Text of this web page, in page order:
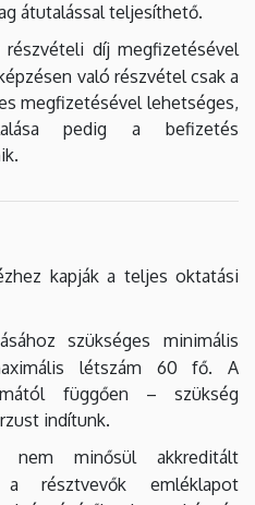
átutalással teljesíthető.
díj megfizetésével
való részvétel csak a
megfizetésével lehetséges,
pedig a befizetés
kapják a teljes oktatási
szükséges minimális
létszám 60 fő. A
függően – szükség
indítunk.
nem minősül akkreditált
a résztvevők emléklapot